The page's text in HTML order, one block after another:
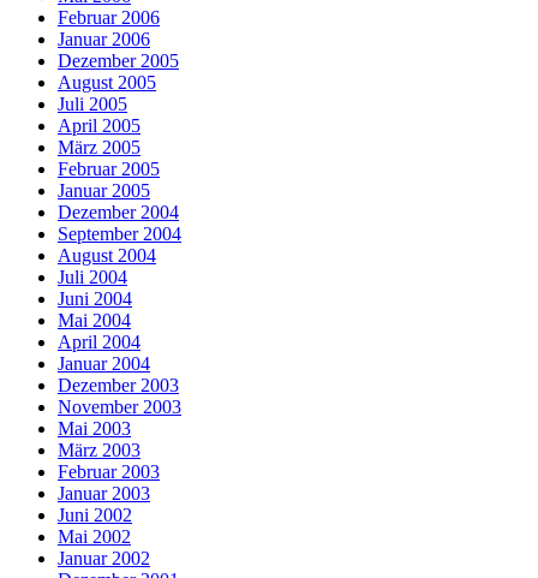
Februar 2006
Januar 2006
Dezember 2005
August 2005
Juli 2005
April 2005
März 2005
Februar 2005
Januar 2005
Dezember 2004
September 2004
August 2004
Juli 2004
Juni 2004
Mai 2004
April 2004
Januar 2004
Dezember 2003
November 2003
Mai 2003
März 2003
Februar 2003
Januar 2003
Juni 2002
Mai 2002
Januar 2002